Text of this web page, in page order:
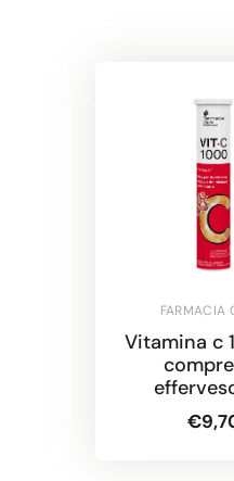
FARMACIA
Vitamina c